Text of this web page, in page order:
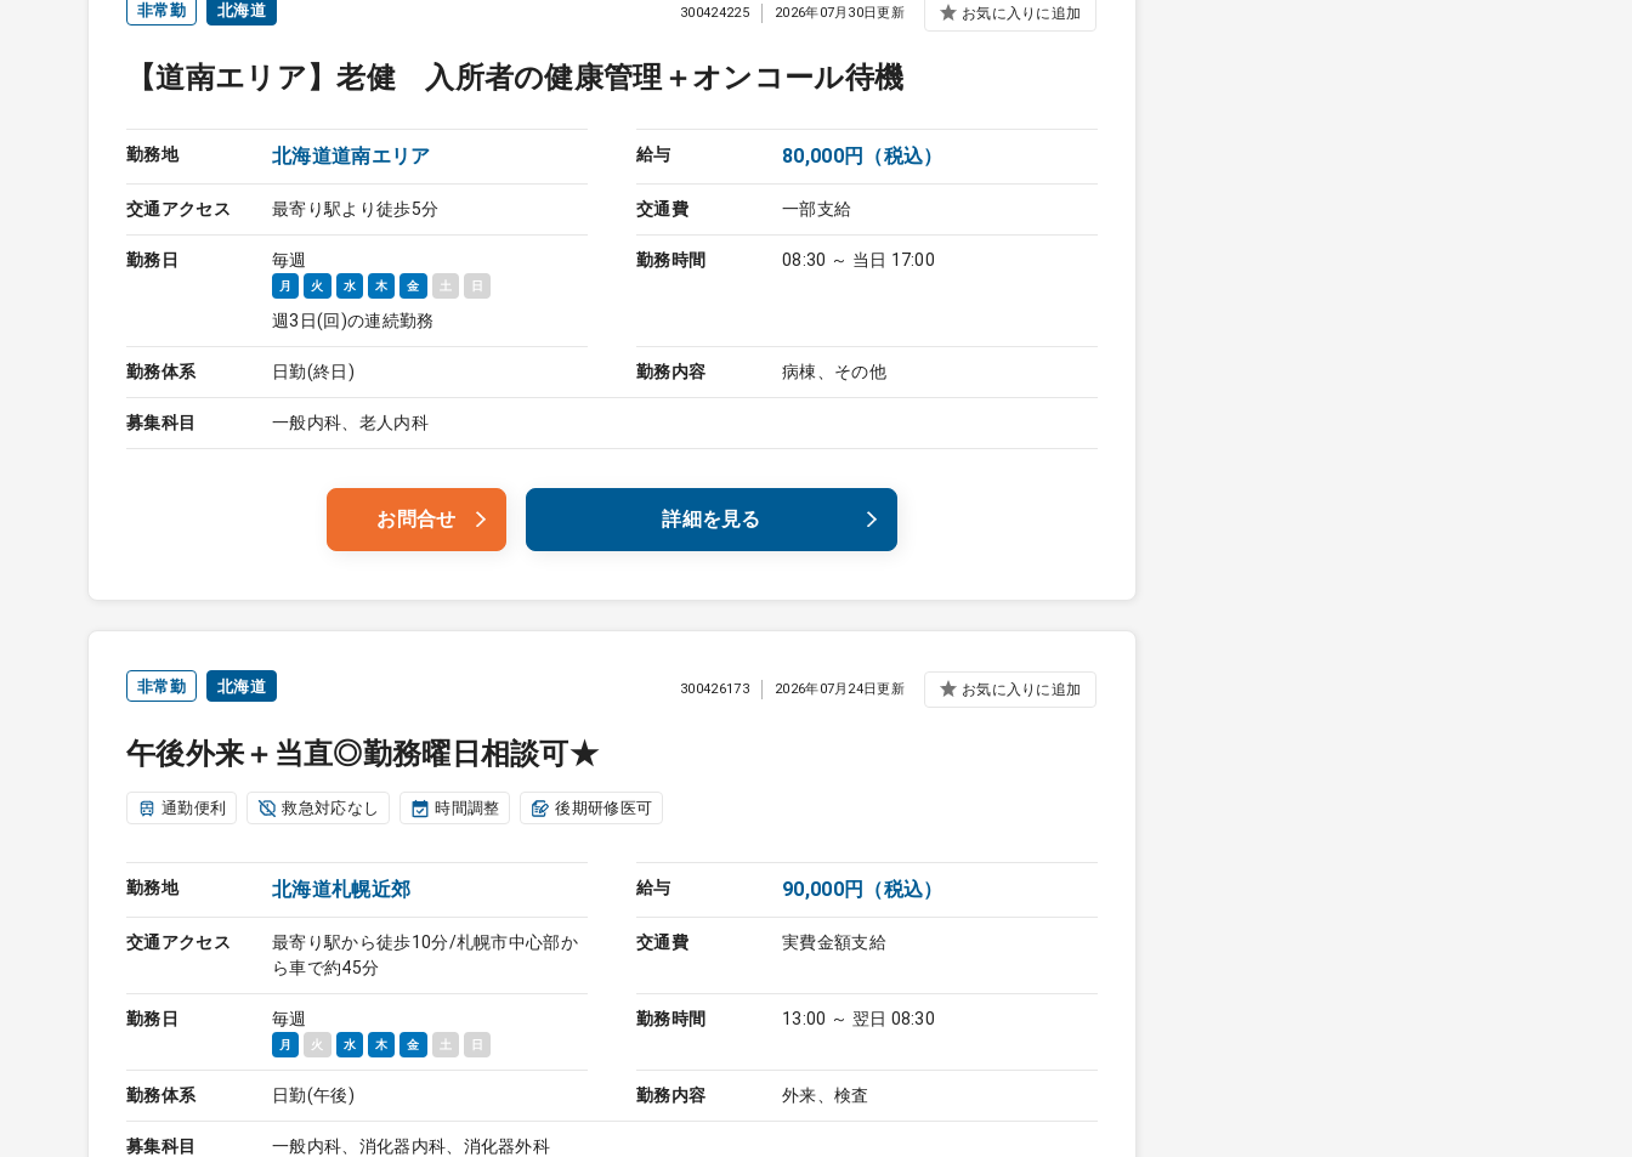
非常勤 北海道
【道南エリア】老健 入所者の健康管理＋オンコール待機
300424225 2026年07月30日更新 お気に入りに追加
勤務地 北海道道南エリア 給与 80,000円（税込）
交通アクセス 最寄り駅より徒歩5分 交通費 一部支給
勤務日 毎週
月 火 水 木 金 土 日
週3日(回)の連続勤務
勤務時間 08:30 ～ 当日 17:00
勤務体系 日勤(終日) 勤務内容 病棟、その他
募集科目 一般内科、老人内科
お問合せ 詳細を見る
非常勤 北海道
午後外来＋当直◎勤務曜日相談可★
300426173 2026年07月24日更新 お気に入りに追加
通勤便利 救急対応なし 時間調整 後期研修医可
勤務地 北海道札幌近郊 給与 90,000円（税込）
交通アクセス
最寄り駅から徒歩10分/札幌市中心部か
ら車で約45分
交通費 実費金額支給
勤務日 毎週
月 火 水 木 金 土 日
勤務時間 13:00 ～ 翌日 08:30
勤務体系 日勤(午後) 勤務内容 外来、検査
募集科目 一般内科、消化器内科、消化器外科